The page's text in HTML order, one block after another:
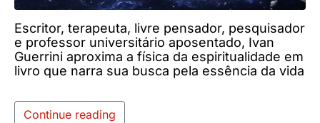
Escritor, terapeuta, livre pensador, pesquisador
e professor universitário aposentado, Ivan
Guerrini aproxima a física da espiritualidade em
livro que narra sua busca pela essência da vida
Continue reading